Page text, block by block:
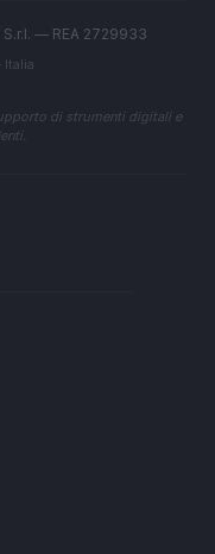
— REA 2729933
di strumenti digitali e